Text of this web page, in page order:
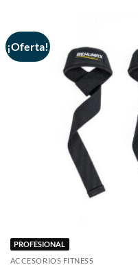
¡Oferta!
PROFESIONAL
ACCESORIOS FITNESS